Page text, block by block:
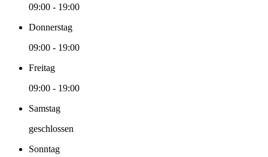
09:00 - 19:00
Donnerstag
09:00 - 19:00
Freitag
09:00 - 19:00
Samstag
geschlossen
Sonntag